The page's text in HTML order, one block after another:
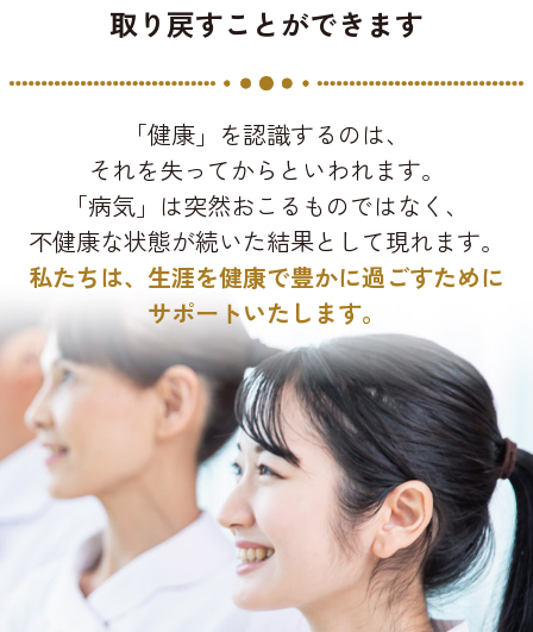
取り戻すことができます
「健康」を認識するのは、
それを失ってからといわれます。
「病気」は突然おこるものではなく、
不健康な状態が続いた結果として現れます。
私たちは、生涯を健康で豊かに過ごすために
サポートいたします。